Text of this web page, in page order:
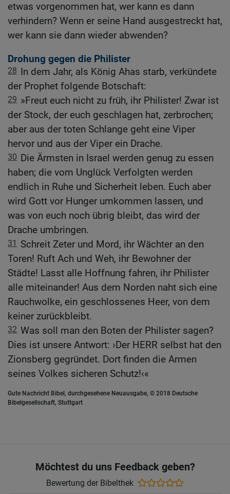
etwas vorgenommen hat, wer kann es dann
verhindern? Wenn er seine Hand ausgestreckt hat,
wer kann sie dann wieder abwenden?
Drohung gegen die Philister
28 In dem Jahr, als König Ahas starb, verkündete
der Prophet folgende Botschaft:
29 »Freut euch nicht zu früh, ihr Philister! Zwar ist
der Stock, der euch geschlagen hat, zerbrochen;
aber aus der toten Schlange geht eine Viper
hervor und aus der Viper ein Drache.
30 Die Ärmsten in Israel werden genug zu essen
haben; die vom Unglück Verfolgten werden
endlich in Ruhe und Sicherheit leben. Euch aber
wird Gott vor Hunger umkommen lassen, und
was von euch noch übrig bleibt, das wird der
Drache umbringen.
31 Schreit Zeter und Mord, ihr Wächter an den
Toren! Ruft Ach und Weh, ihr Bewohner der
Städte! Lasst alle Hoffnung fahren, ihr Philister
alle miteinander! Aus dem Norden naht sich eine
Rauchwolke, ein geschlossenes Heer, von dem
keiner zurückbleibt.
32 Was soll man den Boten der Philister sagen?
Dies ist unsere Antwort: ›Der HERR selbst hat den
Zionsberg gegründet. Dort finden die Armen
seines Volkes sicheren Schutz!‹«
Gute Nachricht Bibel, durchgesehene Neuausgabe, © 2018 Deutsche
Bibelgesellschaft, Stuttgart
Möchtest du uns Feedback geben?
Bewertung der Bibelthek